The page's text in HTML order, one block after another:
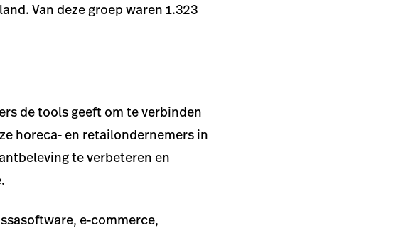
Van deze groep waren 1.323
de tools geeft om te verbinden
horeca- en retailondernemers in
te verbeteren en
e-commerce,